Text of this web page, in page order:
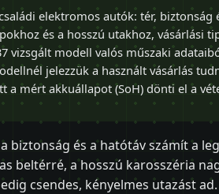
elektromos autók: tér, biztonság
és a hosszú utakhoz, vásárlási
vizsgált modell valós műszaki
jelezzük a használt vásárlás
a mért akkuállapot (SoH) dönti el a
a biztonság és a hatótáv számít a
beltérré, a hosszú karosszéria
csendes, kényelmes utazást ad.